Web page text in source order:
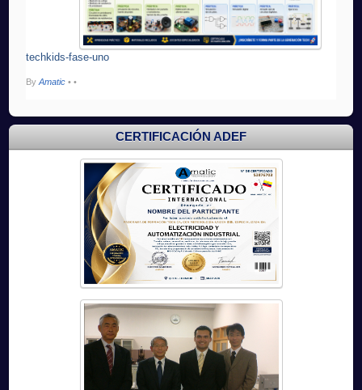
techkids-fase-uno
ByAmatic • •
CERTIFICACIÓN ADEF